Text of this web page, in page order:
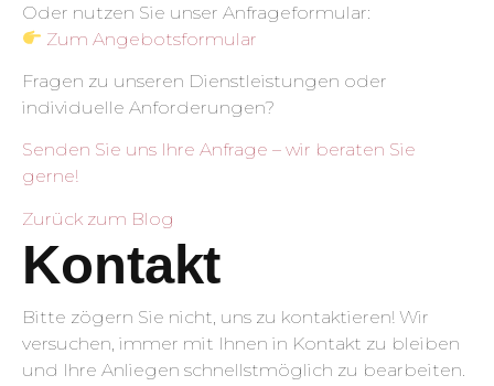
Oder nutzen Sie unser Anfrageformular:
Zum Angebotsformular
Fragen zu unseren Dienstleistungen oder
individuelle Anforderungen?
Senden Sie uns Ihre Anfrage – wir beraten Sie
gerne!
Zurück zum Blog
Kontakt
Bitte zögern Sie nicht, uns zu kontaktieren! Wir
versuchen, immer mit Ihnen in Kontakt zu bleiben
und Ihre Anliegen schnellstmöglich zu bearbeiten.